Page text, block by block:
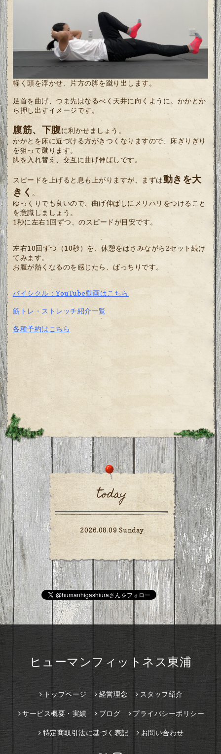
軽く頭を浮かせ、片方の脚を蹴り出します。
足首を曲げ、つま先はなるべく天井に向くように。かかとか
ら押し出すイメージです。
腹筋、下腹に利かせましょう。
かかとを床に近づける方がきつくなりますので、床ぎりぎり
を狙って蹴ります。
脚を入れ替え、交互に曲げ伸ばしです。
スピードを上げると息も上がりますが、まずは動きを大
きく 。
ゆっくりでも良いので、曲げ伸ばしにメリハリをつけること
を意識しましょう。
1秒に左右1回ずつ、のスピードが目安です。
左右10回ずつ（10秒）を、休憩をはさみながら2セット続け
てみます。
お腹が熱くなるのを感じたら、ばっちりです。
バイシクル：YouTube動画はこちら
筋トレ・ストレッチ紹介一覧
各種予約はこちら
today
2026.08.09 Sunday
ヒューマンフィットネス東浦
トップページ 経営理念 スタッフ紹介
サービス概要・実績 ブログ プライバシーポリシー
特定商取引法に基づく表記 お問い合わせ